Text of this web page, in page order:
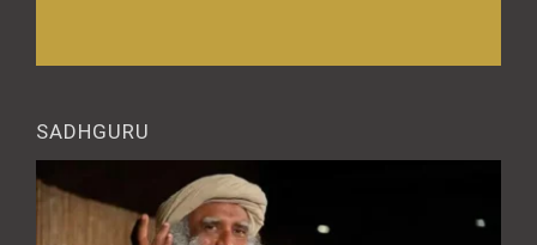
SADHGURU